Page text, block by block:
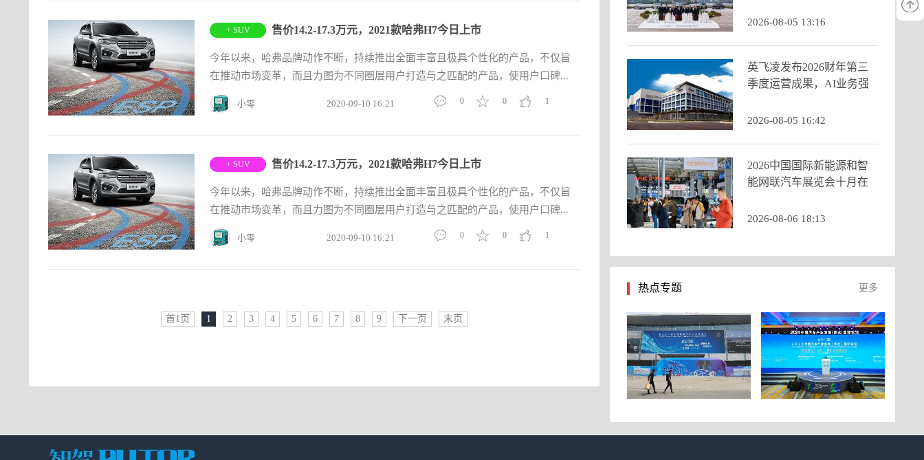
+ SUV 售价14.2-17.3万元，2021款哈弗H7今日上市
今年以来，哈弗品牌动作不断，持续推出全面丰富且极具个性化的产品，不仅旨
在推动市场变革，而且力图为不同圈层用户打造与之匹配的产品，使用户口碑...
小零 2020-09-10 16:21 1
0
0
+ SUV 售价14.2-17.3万元，2021款哈弗H7今日上市
今年以来，哈弗品牌动作不断，持续推出全面丰富且极具个性化的产品，不仅旨
在推动市场变革，而且力图为不同圈层用户打造与之匹配的产品，使用户口碑...
小零 2020-09-10 16:21 1
0
0
首1页 1 2 3 4 5 6 7 8 9 下一页 末页
2026-08-05 13:16
英飞凌发布2026财年第三
季度运营成果，AI业务强
史新高
2026-08-05 16:42
2026中国国际新能源和智
能网联汽车展览会十月在
造产业新生态
2026-08-06 18:13
热点专题 更多